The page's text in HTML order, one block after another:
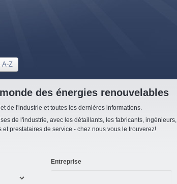
A-Z
des énergies renouvelables
de l'industrie et toutes les dernières informations.
de l'industrie, avec les détaillants, les fabricants, ingénieurs,
prestataires de service - chez nous vous le trouverez!
Entreprise